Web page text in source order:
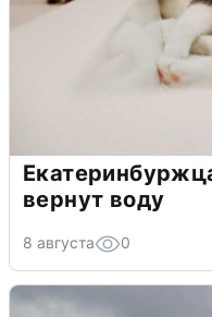
вернут воду
8 августа 0